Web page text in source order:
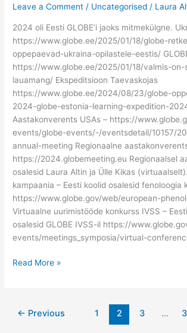
Leave a Comment / Uncategorised / Laura
2024 oli Eesti GLOBE’i jaoks mitmekülgne.
https://www.globe.ee/2025/01/18/globe-
oppepaevad-ukraina-opilastele-eestis/
https://www.globe.ee/2025/01/18/valmis-
lauamang/ Ekspeditsioon Taevaskojas
https://www.globe.ee/2024/08/23/globe-
2024-globe-estonia-learning-expedition-
Aastakonverents USAs – https://
events/globe-events/-/eventsdetail/10157/
annual-meeting Regionaalne
https://2024.globemeeting.eu Regionaalsel
osalesid Laura Altin ja Ülle Kikas
kampaania – Eesti koolid osalesid fenoloogia
https://www.globe.gov/web/european-
Virtuaalne uurimistööde konkurss IVSS –
osalesid GLOBE IVSS-il https://
events/meetings_symposia/virtual-
GLOBE
Read More »
← Previous 1 2 3 …